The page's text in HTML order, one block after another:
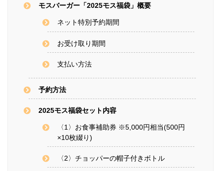
モスバーガー「2025モス福袋」概要
ネット特別予約期間
お受け取り期間
支払い方法
予約方法
2025モス福袋セット内容
〈1〉お食事補助券 ※5,000円相当(500円
×10枚綴り)
〈2〉チョッパーの帽子付きボトル